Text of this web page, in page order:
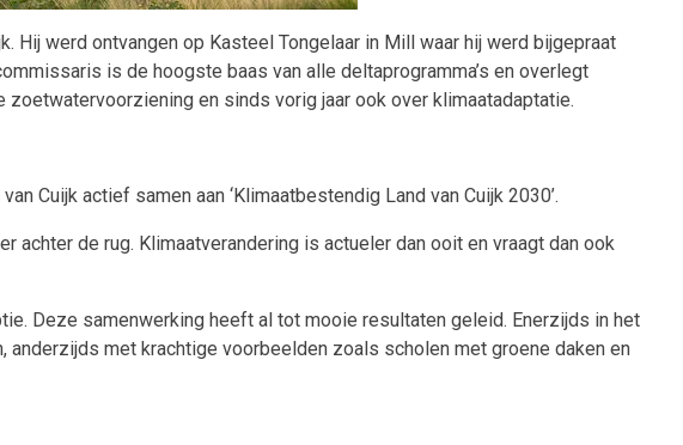
Hij werd ontvangen op Kasteel Tongelaar in Mill waar hij werd bijgepraat
is de hoogste baas van alle deltaprogramma’s en overlegt
en sinds vorig jaar ook over klimaatadaptatie.
Cuijk actief samen aan ‘Klimaatbestendig Land van Cuijk 2030’.
de rug. Klimaatverandering is actueler dan ooit en vraagt dan ook
Deze samenwerking heeft al tot mooie resultaten geleid. Enerzijds in het
met krachtige voorbeelden zoals scholen met groene daken en